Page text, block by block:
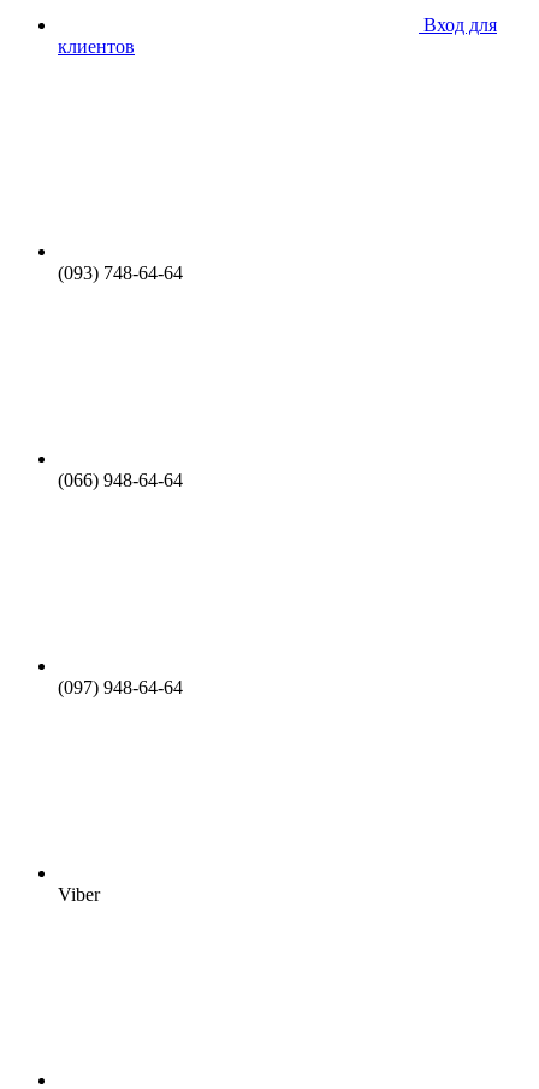
Вход для
клиентов
(093) 748-64-64
(066) 948-64-64
(097) 948-64-64
Viber